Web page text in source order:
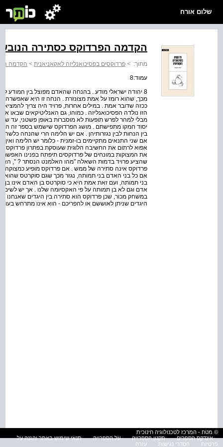
שלום אורח
הקדמה הפרדוקס כסתירה
מתוך: > פרדוקסים בפסיכואנליזה לאקאניאנית > הקדמה
עמוד:8
8 יהודה ישראלי מודע . בהנחה שהאדם מפוצל בין
מכך, שהוא רומז על אמת מצונזרת . הנחה זו היא שאפשרה
ככזה שדובר אמת . במילים אחרות, פרויד היה צריך
הזו נולדה הפסיכואנליזה . כמוהו, גם האנליטיקאים
מבלי למהר לפרש תופעות לא מוסברות באופן פשטני, עד
יסוד חמקו מתפישתם . מושג הפרדוקס שישמש בספר זה
בין הנחות לבין נגזרותיהן . אם יש הלימה הרי שהנחה
אם שני התנאים מתקיימים בו-זמנית - כלומר יש הלימה
אפוא לרתום את החשיבה הלוגית שעוסקת בפתרון
את המצוקות במונחים של פרדוקסים תיפתח בפנינו
שהציע פרויד בדמות השאלה "מהו האלמנט הנסתר ? ",
פרדוקס אינה סתירה של ממש . אם פרדוקס מופיע כמצוקה,
אם כל בני האדם בני תמותה, נגזר מכך שגם סוקרטס שהוא
בני תמותה, ועם זאת אמת היא כי סוקרטס בן האדם אינו בן
אדם וגם לא בן תמותה על פי האקסיומה שלנו . אך יש לשים
במשחק מכור, שכן פרדוקס הוא סתירה בין היגדים שאנחנו
היגדים שניתן לאוששם או להפריכם - הוא אינו מתרחש
© מטח - המרכז לטכנולוגיה חינוכית
אינדקס הספרים
תקנון הספרייה על הספרייה
תנאי שימוש באתר והגנה על
פרטיות
הסדרי נגישות עזרה